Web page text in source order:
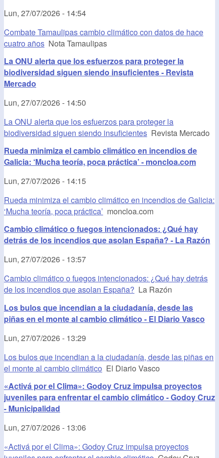
Lun, 27/07/2026 - 14:54
Combate Tamaulipas cambio climático con datos de hace
cuatro años Nota Tamaulipas
La ONU alerta que los esfuerzos para proteger la
biodiversidad siguen siendo insuficientes - Revista
Mercado
Lun, 27/07/2026 - 14:50
La ONU alerta que los esfuerzos para proteger la
biodiversidad siguen siendo insuficientes Revista Mercado
Rueda minimiza el cambio climático en incendios de
Galicia: ‘Mucha teoría, poca práctica’ - moncloa.com
Lun, 27/07/2026 - 14:15
Rueda minimiza el cambio climático en incendios de Galicia:
‘Mucha teoría, poca práctica’ moncloa.com
Cambio climático o fuegos intencionados: ¿Qué hay
detrás de los incendios que asolan España? - La Razón
Lun, 27/07/2026 - 13:57
Cambio climático o fuegos intencionados: ¿Qué hay detrás
de los incendios que asolan España? La Razón
Los bulos que incendian a la ciudadanía, desde las
piñas en el monte al cambio climático - El Diario Vasco
Lun, 27/07/2026 - 13:29
Los bulos que incendian a la ciudadanía, desde las piñas en
el monte al cambio climático El Diario Vasco
«Activá por el Clima»: Godoy Cruz impulsa proyectos
juveniles para enfrentar el cambio climático - Godoy Cruz
- Municipalidad
Lun, 27/07/2026 - 13:06
«Activá por el Clima»: Godoy Cruz impulsa proyectos